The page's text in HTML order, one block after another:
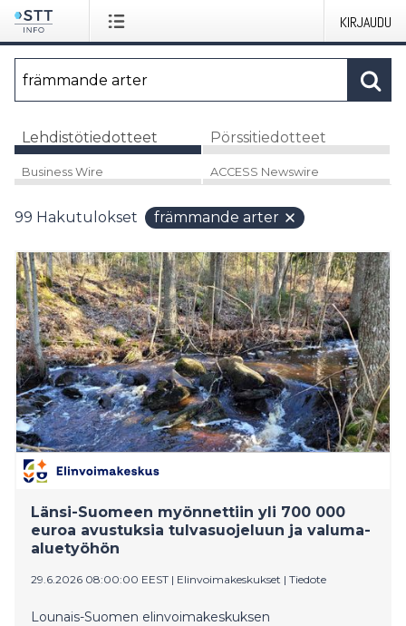
KIRJAUDU
Lehdistötiedotteet Pörssitiedotteet
Business Wire ACCESS Newswire
99 Hakutulokset främmande arter
Länsi-Suomeen myönnettiin yli 700 000
euroa avustuksia tulvasuojeluun ja valuma-
aluetyöhön
29.6.2026 08:00:00 EEST | Elinvoimakeskukset | Tiedote
Lounais-Suomen elinvoimakeskuksen